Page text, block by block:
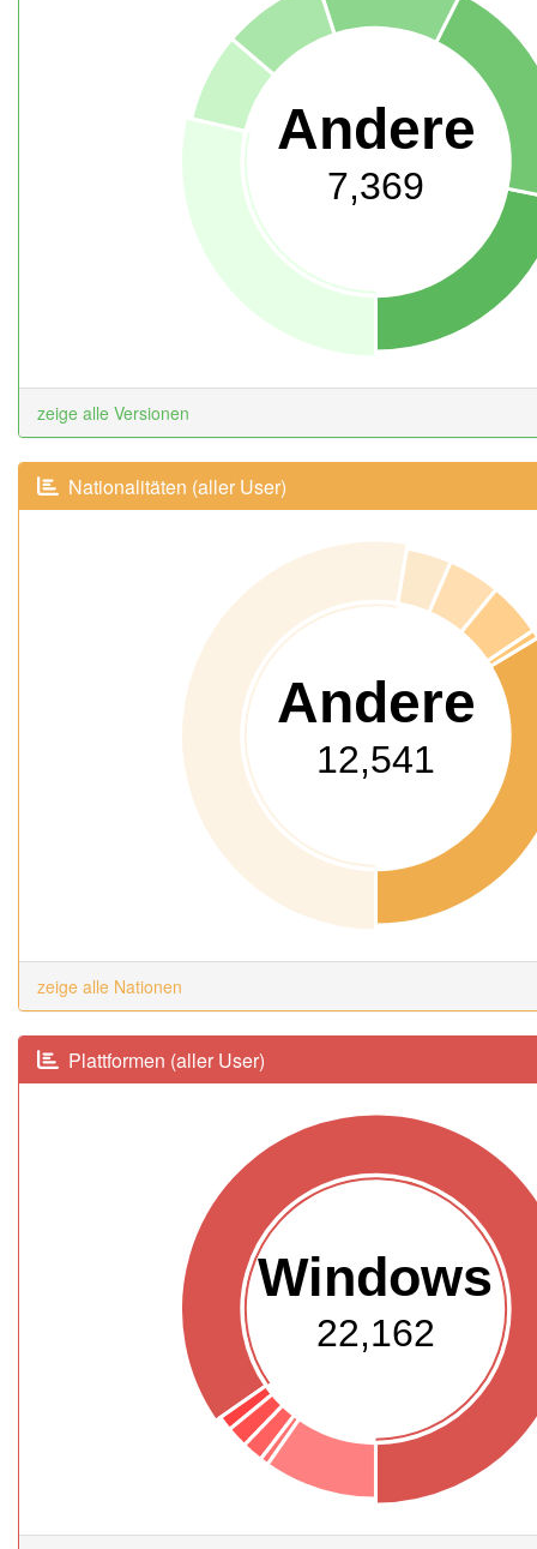
Andere
7,369
zeige alle Versionen
Nationalitäten (aller User)
Andere
12,541
zeige alle Nationen
Plattformen (aller User)
Windows
22,162